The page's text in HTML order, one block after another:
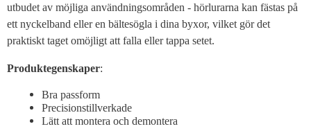
utbudet av möjliga användningsområden - hörlurarna kan fästas på
ett nyckelband eller en bältesögla i dina byxor, vilket gör det
praktiskt taget omöjligt att falla eller tappa setet.
Produktegenskaper:
Bra passform
Precisionstillverkade
Lätt att montera och demontera